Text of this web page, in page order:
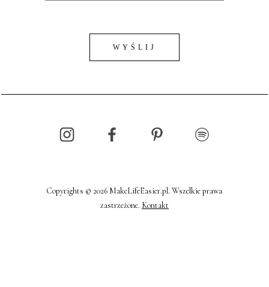
Copyrights © 2026 MakeLifeEasier.pl. Wszelkie prawa
zastrzeżone. Kontakt